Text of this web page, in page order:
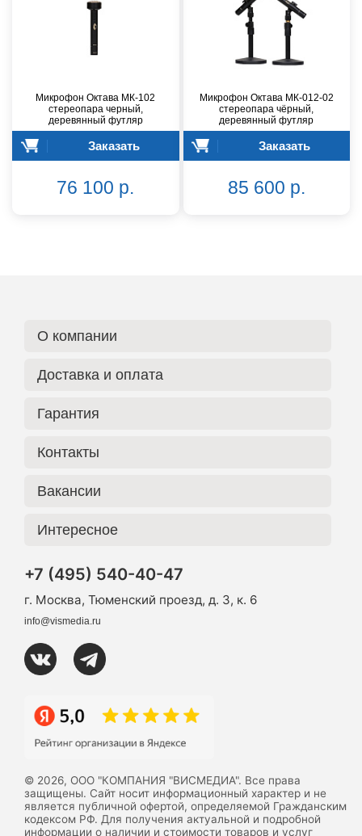
Микрофон Октава МК-102
стереопара черный,
деревянный футляр
Заказать
76 100 р.
Микрофон Октава МК-012-02
стереопара чёрный,
деревянный футляр
Заказать
85 600 р.
О компании
Доставка и оплата
Гарантия
Контакты
Вакансии
Интересное
+7 (495) 540-40-47
г. Москва, Тюменский проезд, д. 3, к. 6
info@vismedia.ru
© 2026, ООО "КОМПАНИЯ "ВИСМЕДИА". Все права
защищены. Сайт носит информационный характер и не
является публичной офертой, определяемой Гражданским
кодексом РФ. Для получения актуальной и подробной
информации о наличии и стоимости товаров и услуг